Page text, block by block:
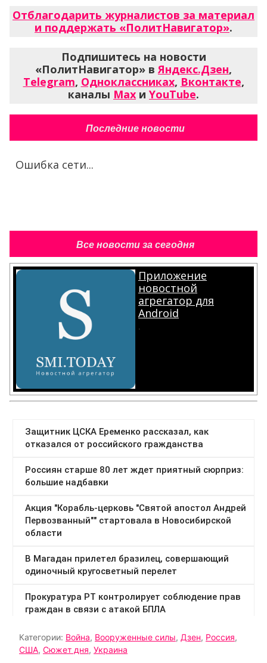
Отблагодарить журналистов за материал
и поддержать «ПолитНавигатор».
Подпишитесь на новости
«ПолитНавигатор» вЯндекс.Дзен,
Telegram, Одноклассниках, Вконтакте,
каналы Max и YouTube.
Последние новости
Ошибка сети...
Все новости за сегодня
Приложение
новостной
агрегатор для
Android
.
Категории: Война, Вооруженные силы, Дзен, Россия,
США, Сюжет дня, Украина